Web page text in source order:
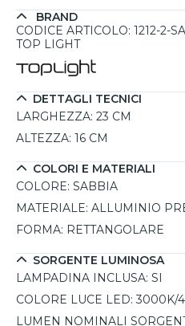
ambienti moderni e
assicura una distribuzione
ed efficienza. Grazie alla sua
consente di regolare
Il LED integrato da 19W
la possibilità di scegliere tra
3000K e 4000K, regolabili
posizionato alla base. Una
per valorizzare ogni spazio
BRAND
CODICE ARTICOLO: 1212-2-SA
TOP LIGHT
DETTAGLI TECNICI
LARGHEZZA: 23 CM
ALTEZZA: 16 CM
COLORI E MATERIALI
COLORE: SABBIA
MATERIALE: ALLUMINIO
FORMA: RETTANGOLARE
SORGENTE LUMINOSA
LAMPADINA INCLUSA: SI
COLORE LUCE LED: 3000K/
LUMEN NOMINALI